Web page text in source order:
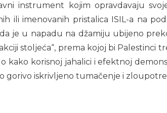
instrument kojim opravdavaju
ili imenovanih pristalica ISIL-a na
je u napadu na džamiju ubijeno
stoljeća“, prema kojoj bi
kako korisnoj jahalici i efektnoj
gorivo iskrivljeno tumačenje i